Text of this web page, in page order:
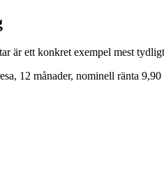
är ett konkret exempel mest
12 månader, nominell ränta 9,90